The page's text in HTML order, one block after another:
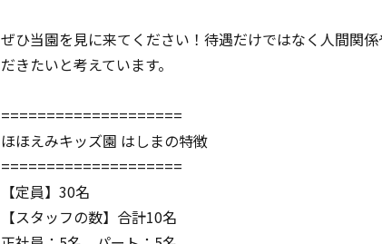
ぜひ当園を見に来てください！待遇だけではなく人間関
だきたいと考えています。
====================
ほほえみキッズ園 はしまの特徴
====================
【定員】30名
【スタッフの数】合計10名